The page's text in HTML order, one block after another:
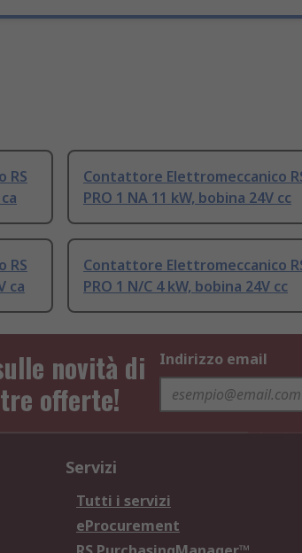
RS
Contattore Elettromeccanico
PRO 1 NA 11 kW, bobina 24V cc
RS
ca
Contattore Elettromeccanico
PRO 1 N/C 4 kW, bobina 24V cc
novità di
offerte!
Indirizzo email
Servizi
Tutti i servizi
eProcurement